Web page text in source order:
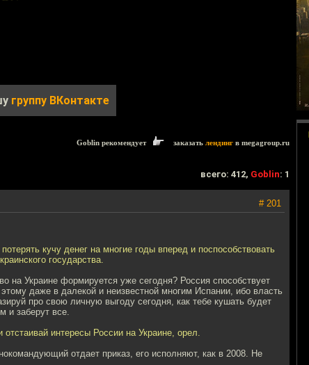
группу ВКонтакте
Goblin рекомендует заказать лендинг в megagroup.ru
всего: 412, Goblin: 1
# 201
кучу денег на многие годы вперед и поспособствовать
государства.
на Украине формируется уже сегодня? Россия способствует
даже в далекой и неизвестной многим Испании, ибо власть
про свою личную выгоду сегодня, как тебе кушать будет
и заберут все.
интересы России на Украине, орел.
отдает приказ, его исполняют, как в 2008. Не